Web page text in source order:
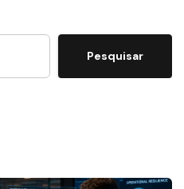
Pesquisar